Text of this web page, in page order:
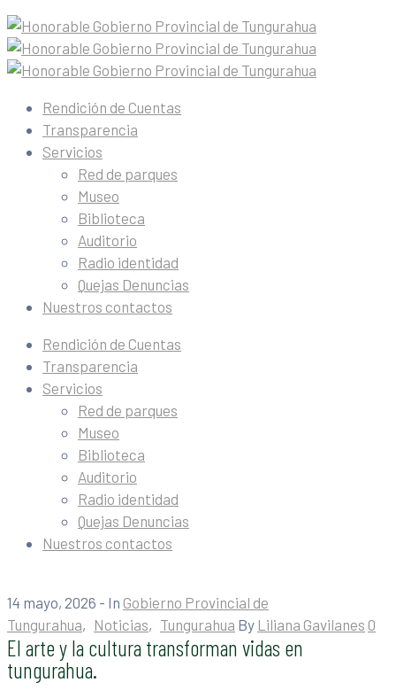
Rendición de Cuentas
Transparencia
Servicios
Red de parques
Museo
Biblioteca
Auditorio
Radio identidad
Quejas Denuncias
Nuestros contactos
Rendición de Cuentas
Transparencia
Servicios
Red de parques
Museo
Biblioteca
Auditorio
Radio identidad
Quejas Denuncias
Nuestros contactos
14 mayo, 2026 - In Gobierno Provincial de
Tungurahua‚ Noticias‚ Tungurahua By Liliana Gavilanes 0
El arte y la cultura transforman vidas en
tungurahua.